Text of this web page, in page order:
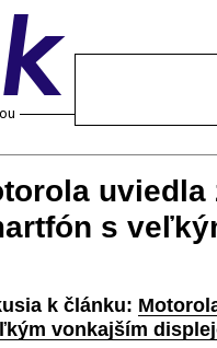
s
k článku:
vonkajším